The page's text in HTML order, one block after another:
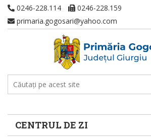
0246-228.114
0246-228.159
primaria.gogosari@yahoo.com
CENTRUL DE ZI